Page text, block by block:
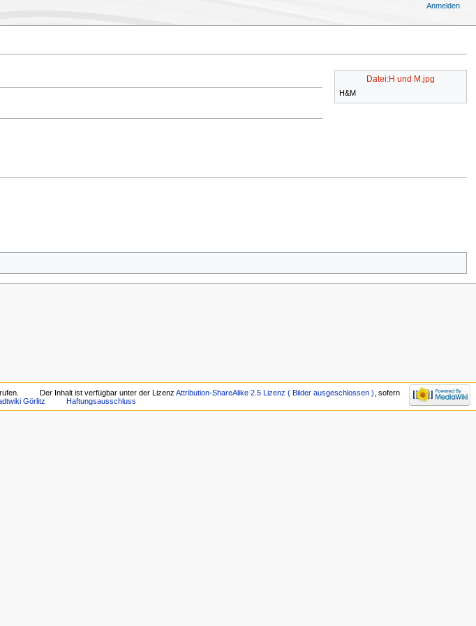
Datei:H und M.jpg
H&M
Anmelden
Der Inhalt ist verfügbar unter der LizenzAttribution-ShareAlike 2.5 Lizenz ( Bilder ausgeschlossen ) , sofern
Görlitz Haftungsausschluss